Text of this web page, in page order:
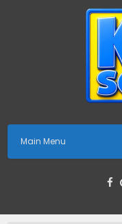
Main Menu